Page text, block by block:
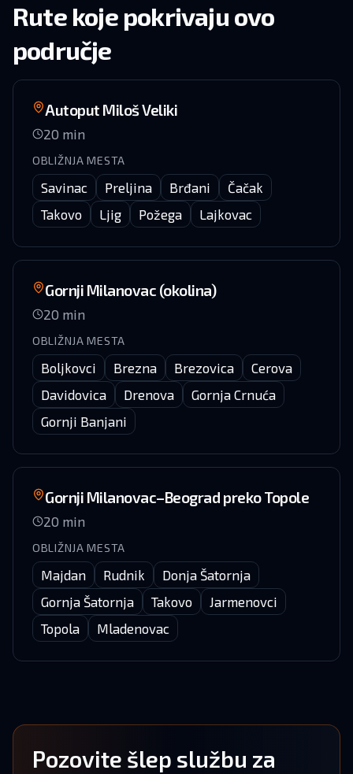
Rute koje pokrivaju ovo
područje
Autoput Miloš Veliki
20 min
OBLIŽNJA MESTA
Savinac Preljina Brđani
Čačak
Takovo
Ljig Požega Lajkovac
Gornji Milanovac (okolina)
20 min
OBLIŽNJA MESTA
Boljkovci Brezna Brezovica
Cerova
Davidovica
Drenova
Gornja Crnuća
Gornji Banjani
Gornji Milanovac–Beograd preko Topole
20 min
OBLIŽNJA MESTA
Majdan Rudnik
Donja Šatornja
Gornja Šatornja
Takovo
Jarmenovci
Topola
Mladenovac
Pozovite šlep službu za